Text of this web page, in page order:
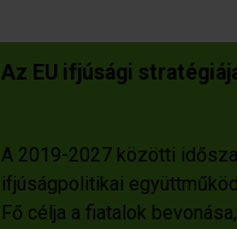
Az EU ifjúsági
A 2019-2027 közötti
ifjúságpolitikai
Fő célja a fiatalok bevonása,